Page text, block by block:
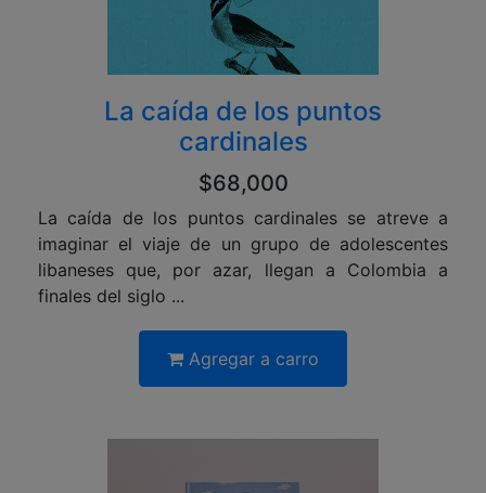
La caída de los puntos
cardinales
$68,000
La caída de los puntos cardinales se atreve a
imaginar el viaje de un grupo de adolescentes
libaneses que, por azar, llegan a Colombia a
finales del siglo ...
Agregar a carro